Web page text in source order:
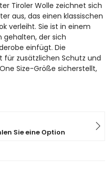
Tiroler Wolle zeichnet sich
aus, das einen klassischen
verleiht. Sie ist in einem
gehalten, der sich
einfügt. Die
zusätzlichen Schutz und
Size-Größe sicherstellt,
Sie eine Option